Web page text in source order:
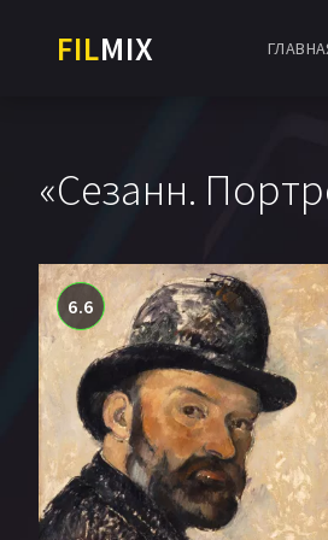
FILMIX
«Сезанн.
6.6